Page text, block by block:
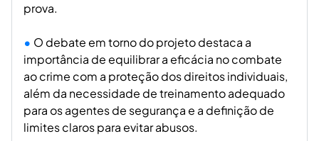
prova.
O debate em torno do projeto destaca a
importância de equilibrar a eficácia no combate
ao crime com a proteção dos direitos individuais,
além da necessidade de treinamento adequado
para os agentes de segurança e a definição de
limites claros para evitar abusos.